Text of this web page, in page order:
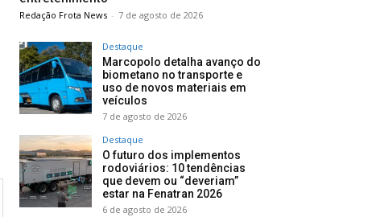
Redação Frota News - 7 de agosto de 2026
Destaque
Marcopolo detalha avanço do
biometano no transporte e
uso de novos materiais em
veículos
7 de agosto de 2026
Destaque
O futuro dos implementos
rodoviários: 10 tendências
que devem ou “deveriam”
estar na Fenatran 2026
6 de agosto de 2026